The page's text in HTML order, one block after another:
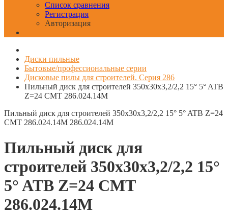
Список сравнения
Регистрация
Авторизация
Диски пильные
Бытовые/профессиональные серии
Дисковые пилы для строителей. Серия 286
Пильный диск для строителей 350x30x3,2/2,2 15° 5° ATB
Z=24 CMT 286.024.14M
Пильный диск для строителей 350x30x3,2/2,2 15° 5° ATB Z=24
CMT 286.024.14M 286.024.14M
Пильный диск для
строителей 350x30x3,2/2,2 15°
5° ATB Z=24 CMT
286.024.14M